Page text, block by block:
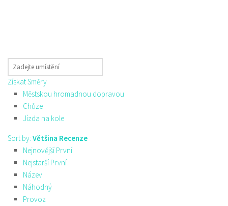
Získat Směry
Městskou hromadnou dopravou
Chůze
Jízda na kole
Sort by: Většina Recenze
Nejnovější První
Nejstarší První
Název
Náhodný
Provoz